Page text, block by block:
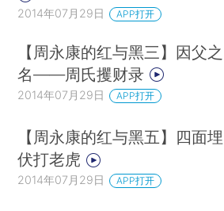
2014年07月29日 APP打开
【周永康的红与黑三】因父之
名——周氏攫财录
2014年07月29日 APP打开
【周永康的红与黑五】四面埋
伏打老虎
2014年07月29日 APP打开